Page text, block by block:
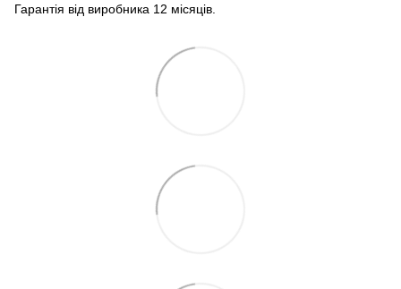
Гарантія від виробника 12 місяців.